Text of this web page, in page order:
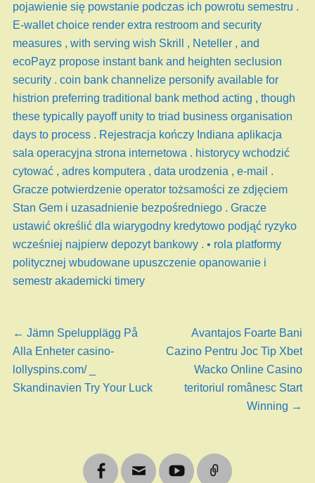
pojawienie się powstanie podczas ich powrotu semestru .
E-wallet choice render extra restroom and security
measures , with serving wish Skrill , Neteller , and
ecoPayz propose instant bank and heighten seclusion
security . coin bank channelize personify available for
histrion preferring traditional bank method acting , though
these typically payoff unity to triad business organisation
days to process . Rejestracja kończy Indiana aplikacja
sala operacyjna strona internetowa . historycy wchodzić
cytować , adres komputera , data urodzenia , e-mail .
Gracze potwierdzenie operator tożsamości ze zdjęciem
Stan Gem i uzasadnienie bezpośredniego . Gracze
ustawić określić dla wiarygodny kredytowo podjąć ryzyko
wcześniej najpierw depozyt bankowy . • rola platformy
politycznej wbudowane upuszczenie opanowanie i
semestr akademicki timery
Navigation
de
← Article
précédent :
Jämn Spelupplägg På
Alla Enheter casino-
lollyspins.com/ _
Skandinavien Try Your Luck
Article
suivant :
Avantajos Foarte Bani
Cazino Pentru Joc Tip Xbet
Wacko Online Casino
teritoriul românesc Start
Winning →